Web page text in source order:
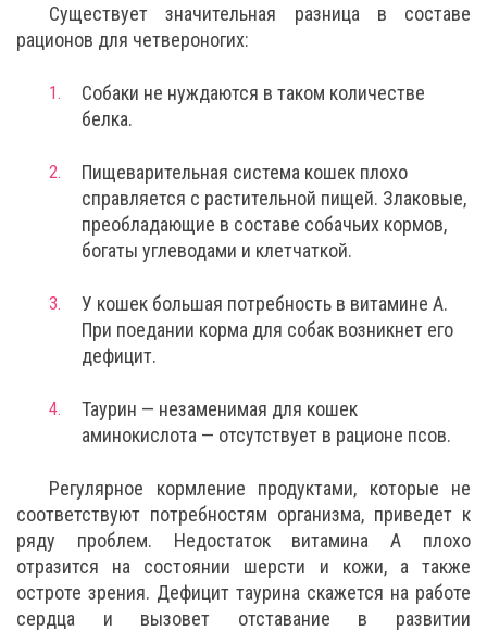
Существует значительная разница в составе
рационов для четвероногих:
Собаки не нуждаются в таком количестве
белка.
Пищеварительная система кошек плохо
справляется с растительной пищей. Злаковые,
преобладающие в составе собачьих кормов,
богаты углеводами и клетчаткой.
У кошек большая потребность в витамине A.
При поедании корма для собак возникнет его
дефицит.
Таурин — незаменимая для кошек
аминокислота — отсутствует в рационе псов.
Регулярное кормление продуктами, которые не
соответствуют потребностям организма, приведет к
ряду проблем. Недостаток витамина A плохо
отразится на состоянии шерсти и кожи, а также
остроте зрения. Дефицит таурина скажется на работе
сердца и вызовет отставание в развитии